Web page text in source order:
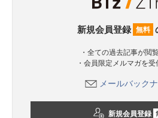
新規会員登録 無料
・全ての過去記事が閲
・会員限定メルマガを
メールバック
新規会員登録